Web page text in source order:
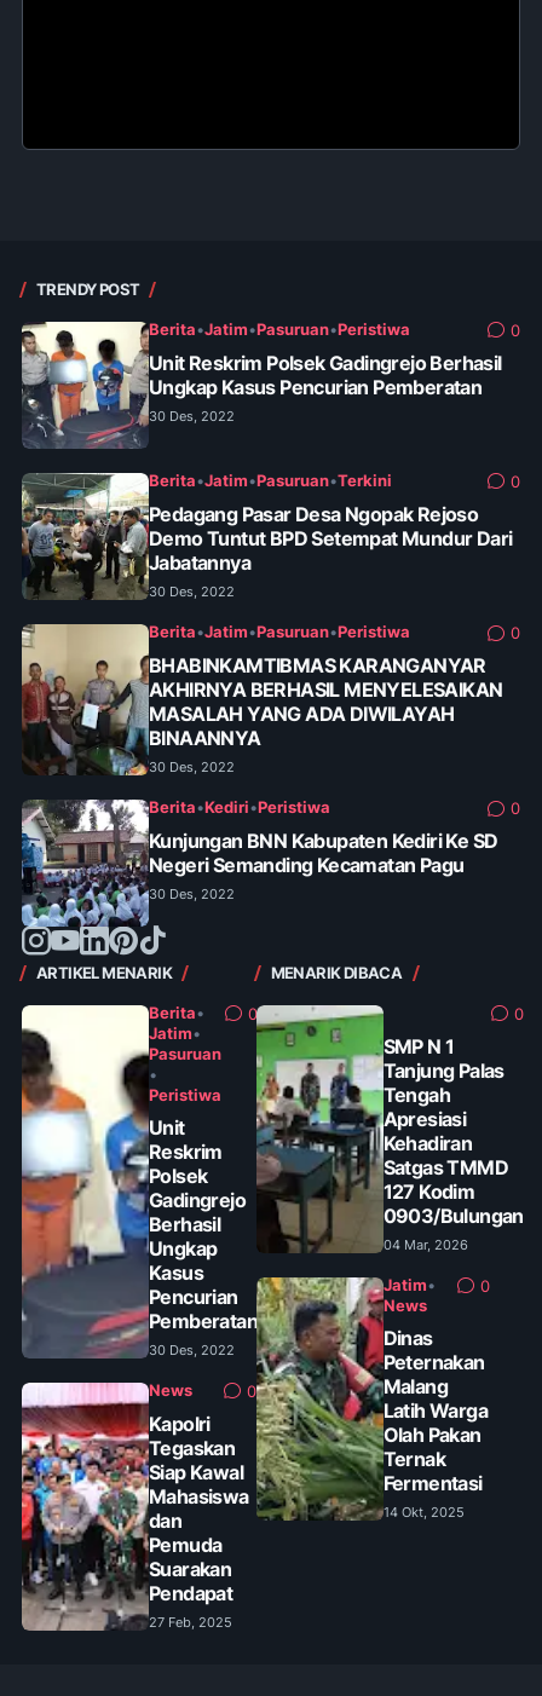
TRENDY POST
Berita•Jatim•Pasuruan•Peristiwa 0
Unit Reskrim Polsek Gadingrejo Berhasil
Ungkap Kasus Pencurian Pemberatan
30 Des, 2022
Berita•Jatim•Pasuruan•Terkini 0
Pedagang Pasar Desa Ngopak Rejoso
Demo Tuntut BPD Setempat Mundur Dari
Jabatannya
30 Des, 2022
Berita•Jatim•Pasuruan•Peristiwa 0
BHABINKAMTIBMAS KARANGANYAR
AKHIRNYA BERHASIL MENYELESAIKAN
MASALAH YANG ADA DIWILAYAH
BINAANNYA
30 Des, 2022
Berita•Kediri•Peristiwa 0
Kunjungan BNN Kabupaten Kediri Ke SD
Negeri Semanding Kecamatan Pagu
30 Des, 2022
ARTIKEL MENARIK
Berita•
Jatim•
Pasuruan
•
Peristiwa
0
Unit
Reskrim
Polsek
Gadingrejo
Berhasil
Ungkap
Kasus
Pencurian
Pemberatan
30 Des, 2022
News 0
Kapolri
Tegaskan
Siap Kawal
Mahasiswa
dan
Pemuda
Suarakan
Pendapat
27 Feb, 2025
MENARIK DIBACA
0
SMP N 1
Tanjung Palas
Tengah
Apresiasi
Kehadiran
Satgas TMMD
127 Kodim
0903/Bulungan
04 Mar, 2026
Jatim•
News
0
Dinas
Peternakan
Malang
Latih Warga
Olah Pakan
Ternak
Fermentasi
14 Okt, 2025